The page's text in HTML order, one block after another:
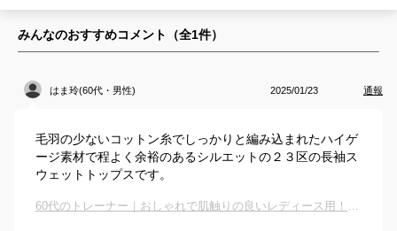
みんなのおすすめコメント（全1件）
はま玲(60代・男性) 2025/01/23 通報
毛羽の少ないコットン糸でしっかりと編み込まれたハイゲ
ージ素材で程よく余裕のあるシルエットの２３区の長袖ス
ウェットトップスです。
60代のトレーナー｜おしゃれで肌触りの良いレディース用！きれいめに着れて人気のおすすめは？